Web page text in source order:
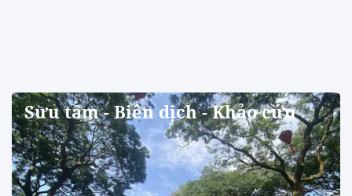
Sưu tầm - Biên dịch - Khảo cứu